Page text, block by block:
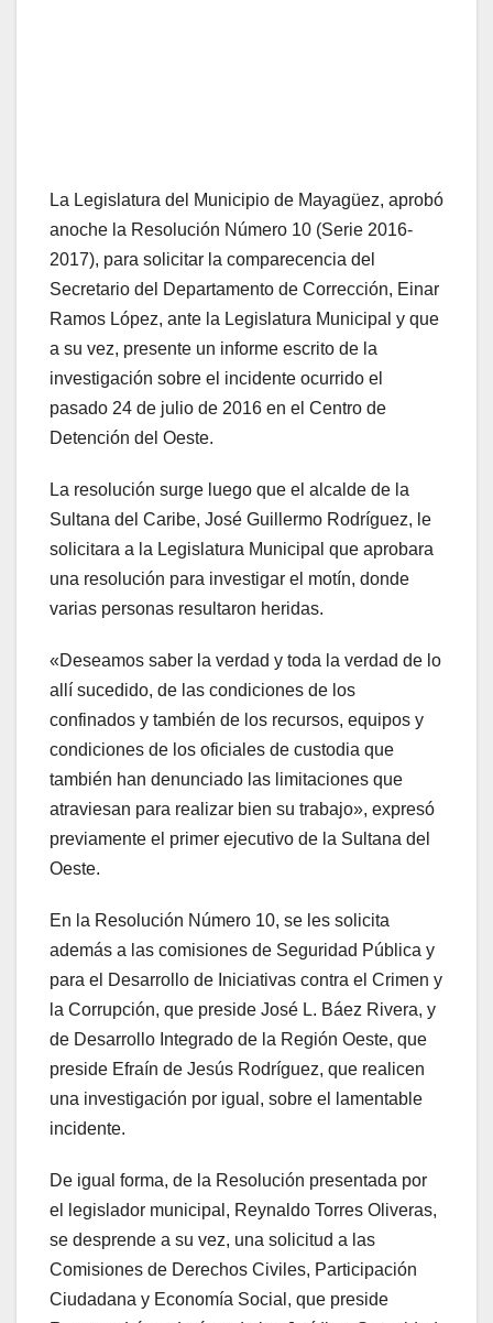
La Legislatura del Municipio de Mayagüez, aprobó
anoche la Resolución Número 10 (Serie 2016-
2017), para solicitar la comparecencia del
Secretario del Departamento de Corrección, Einar
Ramos López, ante la Legislatura Municipal y que
a su vez, presente un informe escrito de la
investigación sobre el incidente ocurrido el
pasado 24 de julio de 2016 en el Centro de
Detención del Oeste.
La resolución surge luego que el alcalde de la
Sultana del Caribe, José Guillermo Rodríguez, le
solicitara a la Legislatura Municipal que aprobara
una resolución para investigar el motín, donde
varias personas resultaron heridas.
«Deseamos saber la verdad y toda la verdad de lo
allí sucedido, de las condiciones de los
confinados y también de los recursos, equipos y
condiciones de los oficiales de custodia que
también han denunciado las limitaciones que
atraviesan para realizar bien su trabajo», expresó
previamente el primer ejecutivo de la Sultana del
Oeste.
En la Resolución Número 10, se les solicita
además a las comisiones de Seguridad Pública y
para el Desarrollo de Iniciativas contra el Crimen y
la Corrupción, que preside José L. Báez Rivera, y
de Desarrollo Integrado de la Región Oeste, que
preside Efraín de Jesús Rodríguez, que realicen
una investigación por igual, sobre el lamentable
incidente.
De igual forma, de la Resolución presentada por
el legislador municipal, Reynaldo Torres Oliveras,
se desprende a su vez, una solicitud a las
Comisiones de Derechos Civiles, Participación
Ciudadana y Economía Social, que preside